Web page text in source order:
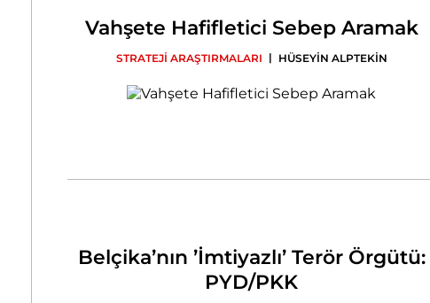
Vahşete Hafifletici Sebep Aramak
STRATEJİ ARAŞTIRMALARI | HÜSEYİN ALPTEKİN
Belçika’nın ’İmtiyazlı’ Terör Örgütü:
PYD/PKK